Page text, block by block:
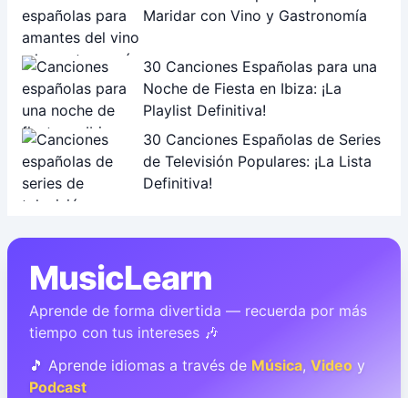
Maridar con Vino y Gastronomía
30 Canciones Españolas para una
Noche de Fiesta en Ibiza: ¡La
Playlist Definitiva!
30 Canciones Españolas de Series
de Televisión Populares: ¡La Lista
Definitiva!
MusicLearn
Aprende de forma divertida — recuerda por más
tiempo con tus intereses 🎶
🎵 Aprende idiomas a través de Música, Video y
Podcast